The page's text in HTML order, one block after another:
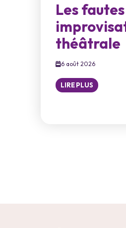
Les
théâtrale
6 août 2026
LIRE PLUS